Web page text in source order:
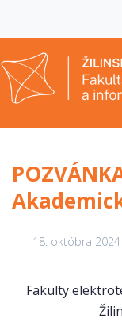
18. októbra 2024
Fakulty